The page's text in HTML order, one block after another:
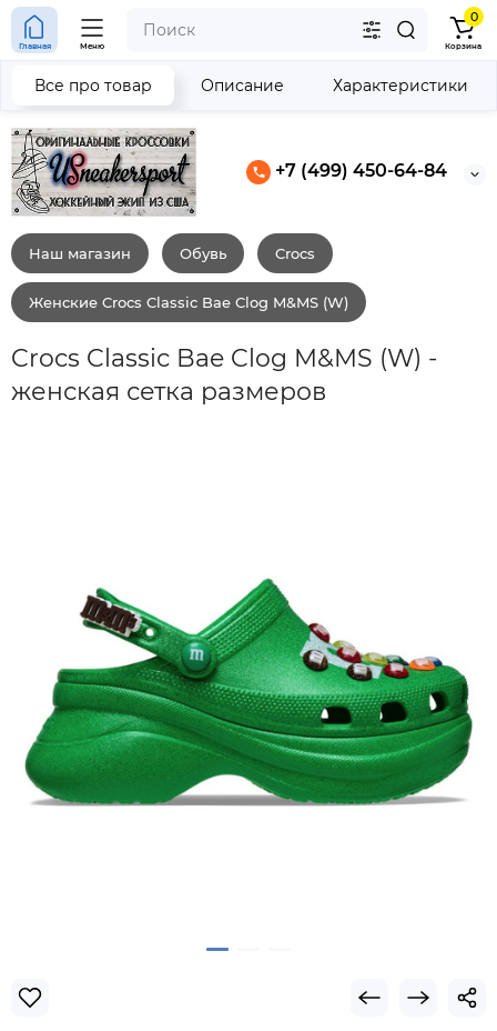
+7 (499) 450-64-84
Главная Меню
0
Корзина
Наш магазин Обувь Crocs
Женские Crocs Classic Bae Clog M&MS (W)
Crocs Classic Bae Clog M&MS (W) -
женская сетка размеров
Все про товар Описание Характеристики